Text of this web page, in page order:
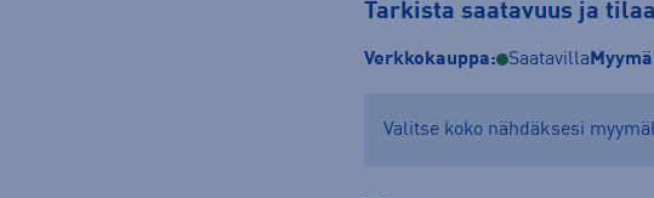
Tarkista saatavuus ja
Verkkokauppa: Saatavilla
Valitse koko nähdäksesi